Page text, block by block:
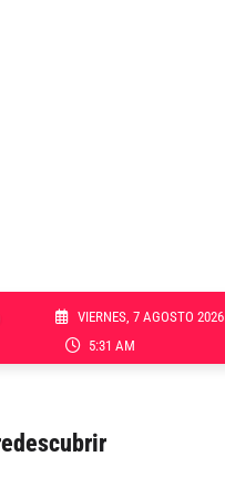
VIERNES, 7 AGOSTO 2026
5:31 AM